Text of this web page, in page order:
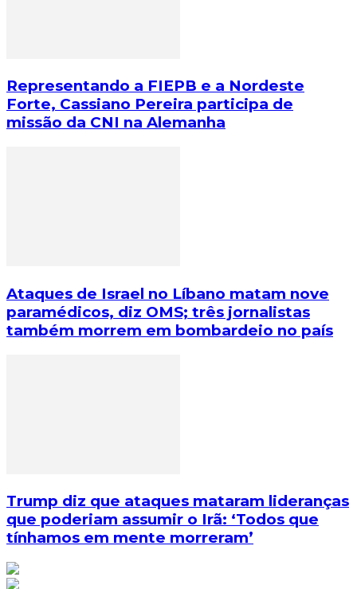
Representando a FIEPB e a Nordeste
Forte, Cassiano Pereira participa de
missão da CNI na Alemanha
Ataques de Israel no Líbano matam nove
paramédicos, diz OMS; três jornalistas
também morrem em bombardeio no país
Trump diz que ataques mataram lideranças
que poderiam assumir o Irã: ‘Todos que
tínhamos em mente morreram’